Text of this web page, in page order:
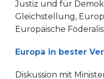
Justiz und für
Gleichstellung,
Europäische
Europa in bester
Diskussion mit